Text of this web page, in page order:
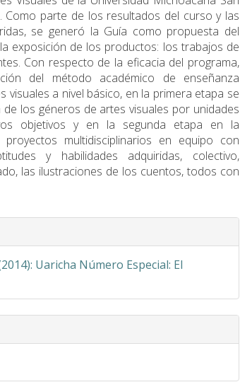
Como parte de los resultados del curso y las
se generó la Guí­a como propuesta del
exposición de los productos: los trabajos de
Con respecto de la eficacia del programa,
del método académico de enseñanza
visuales a nivel básico, en la primera etapa se
los géneros de artes visuales por unidades
objetivos y en la segunda etapa en la
multidisciplinarios en equipo con
y habilidades adquiridas, colectivo,
las ilustraciones de los cuentos, todos con
Uaricha Número Especial: El